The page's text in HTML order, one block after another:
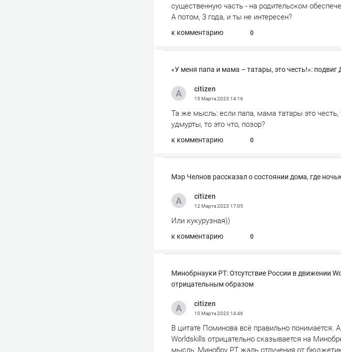
существенную часть - на родительском
А потом, 3 года, и ты не интересен?
к комментарию 0
«У меня папа и мама – татары, это честь!»:
сitizen
15 Марта 2023 14:16
Та же мысль: если папа, мама татары это честь,
удмурты, то это что, позор?
к комментарию 0
Мэр Челнов рассказал о состоянии дома, где
сitizen
12 Марта 2023 17:05
Или кукурузная))
к комментарию 0
Минобрнауки РТ: Отсутствие России в движении
отрицательным образом
сitizen
10 Марта 2023 14:46
В цитате Поминова всё правильно понимается. А
Worldskills отрицательно сказывается на
мысль: Минобру РТ жаль отлучения от